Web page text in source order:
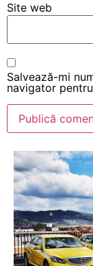
Site web
Salvează-mi
navigator